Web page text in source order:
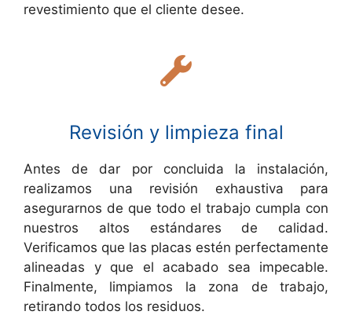
revestimiento que el cliente desee.
Revisión y limpieza final
Antes de dar por concluida la instalación,
realizamos una revisión exhaustiva para
asegurarnos de que todo el trabajo cumpla con
nuestros altos estándares de calidad.
Verificamos que las placas estén perfectamente
alineadas y que el acabado sea impecable.
Finalmente, limpiamos la zona de trabajo,
retirando todos los residuos.